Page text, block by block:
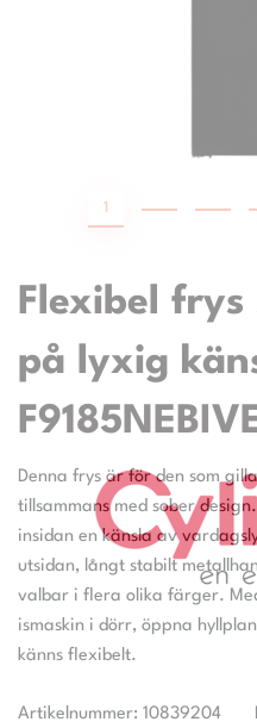
1
Flexibel frys
på lyxig
Denna frys är för den som
tillsammans med sober
insidan en känsla av
utsidan, långt stabilt
valbar i flera olika färger.
ismaskin i dörr, öppna
Artikelnummer: 10839204